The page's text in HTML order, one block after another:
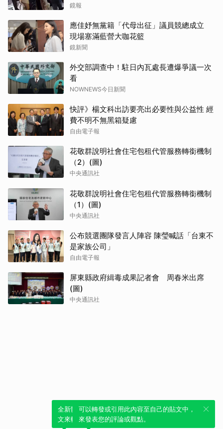
鏡報
應佳妤無黨籍「代母出征」議員競總成立
現場塞滿藍營大咖花籃
鏡新聞
外交部調查中！駐日內瓦處長遭爆爭議一次
看
NOWNEWS今日新聞
快評》楊文科出訪要亮出必要性與公益性 經
費不明不無黑箱疑慮
自由電子報
花敬群說明社會住宅包租代管服務轉銜機制
（2）(圖)
中央通訊社
花敬群說明社會住宅包租代管服務轉銜機制
（1）(圖)
中央通訊社
公布競選團隊發言人陣容 陳瑩喊話「台東不
是家族公司」
自由電子報
屏東縣政府緝毒成果記者會 周春米出席
(圖)
中央通訊社
全新體驗！一鍵引用此內容，透過發布貼
文來輕鬆表達個人立場。
可以轉發或引用此內容至自己的貼文中，
來發表您的評論或觀點。